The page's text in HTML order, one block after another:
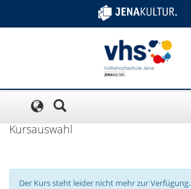
Kursauswahl
Der Kurs steht leider nicht mehr zur Verfügung.